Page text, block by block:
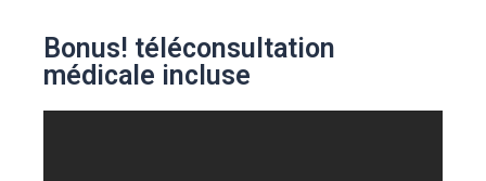
Bonus! téléconsultation
médicale incluse